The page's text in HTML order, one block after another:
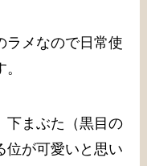
ラメなので日常使
下まぶた（黒目の
位が可愛いと思い